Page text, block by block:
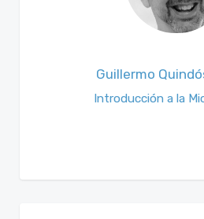
Guillermo
Introducción a la